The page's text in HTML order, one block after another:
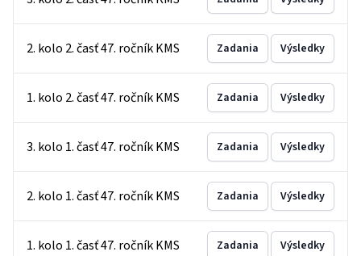
2. kolo 2. časť 47. ročník KMS Zadania Výsledky
1. kolo 2. časť 47. ročník KMS Zadania Výsledky
3. kolo 1. časť 47. ročník KMS Zadania Výsledky
2. kolo 1. časť 47. ročník KMS Zadania Výsledky
1. kolo 1. časť 47. ročník KMS Zadania Výsledky